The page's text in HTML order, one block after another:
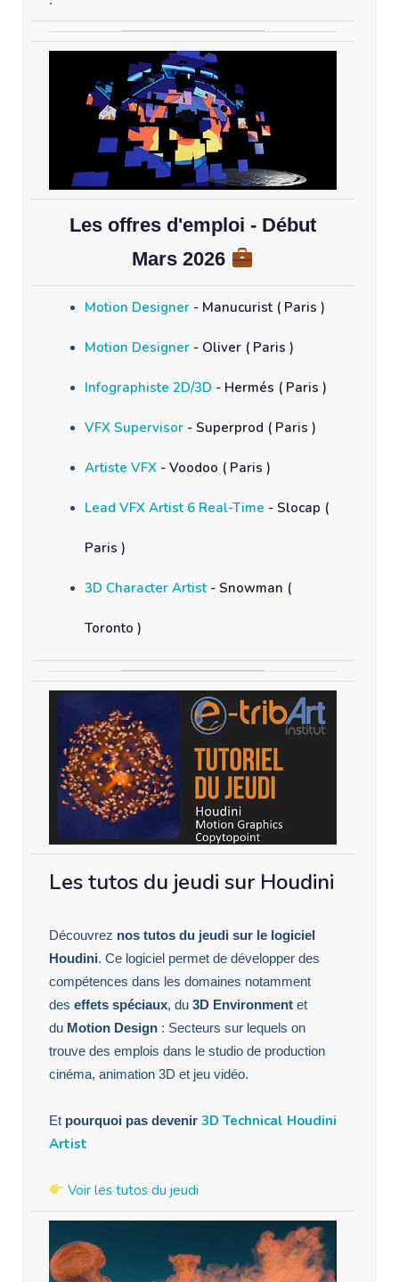
Les offres d'emploi - Début
Mars 2026
Motion Designer - Manucurist ( Paris )
Motion Designer - Oliver ( Paris )
Infographiste 2D/3D - Hermés ( Paris )
VFX Supervisor - Superprod ( Paris )
Artiste VFX - Voodoo ( Paris )
Lead VFX Artist 6 Real-Time - Slocap (
Paris )
3D Character Artist - Snowman (
Toronto )
Les tutos du jeudi sur Houdini
Découvrez nos tutos du jeudi sur le logiciel
Houdini. Ce logiciel permet de développer des
compétences dans les domaines notamment
des effets spéciaux, du 3D Environment et
du Motion Design : Secteurs sur lequels on
trouve des emplois dans le studio de production
cinéma, animation 3D et jeu vidéo.
Et pourquoi pas devenir 3D Technical Houdini
Artist
Voir les tutos du jeudi